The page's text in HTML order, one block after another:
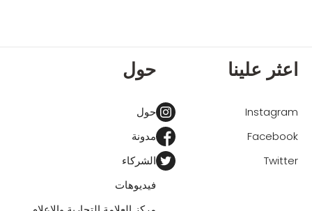
اعثر علينا
Instagram
Facebook
Twitter
حول
حول
مدونة
الشركاء
فيديوهات